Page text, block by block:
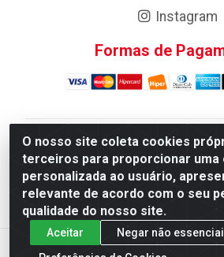
O nosso site coleta cookies
terceiros para proporcionar uma
personalizada ao usuário,
relevante de acordo com o seu
qualidade do nosso site.
Aceitar
Negar não
Instagram
Formas de
Atacadao da Limpeza F. Pereira
Distribuicao LTDA - Quadra Qi 10
Industrial (Taguatinga), Brasília/DF -
CNPJ 13.184.675/